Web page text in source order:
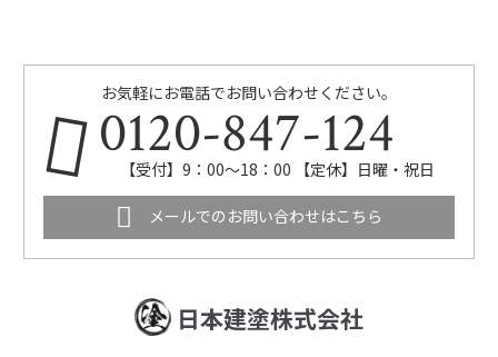
お気軽にお電話でお問い合わせください。
0120-847-124
【受付】9：00～18：00 【定休】日曜・祝日
メールでのお問い合わせはこちら
日本建塗株式会社